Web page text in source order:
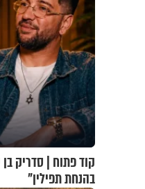
קוד פתוח | סדריק
בהנחת תפילין"